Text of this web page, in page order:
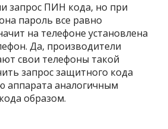
запрос ПИН кода, но при
пароль все равно
на телефоне установлена
Да, производители
свои телефоны такой
запрос защитного кода
аппарата аналогичным
образом.